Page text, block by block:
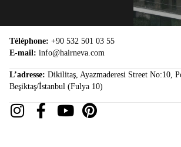
Téléphone: +90 532 501 03 55
E-mail: info@hairneva.com
L’adresse: Dikilitaş, Ayazmaderesi Street No:10,
Beşiktaş/İstanbul (Fulya 10)